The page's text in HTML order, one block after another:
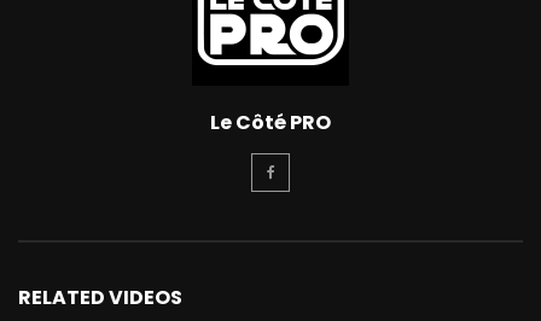
Le Côté PRO
RELATED VIDEOS